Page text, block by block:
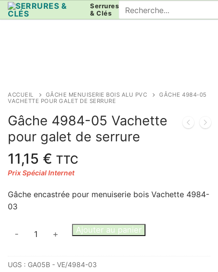
Aller
au
Serrures
& Clés
Rechercher
:
ACCUEIL GÂCHE MENUISERIE BOIS ALU PVC
GÂCHE 4984-05
VACHETTE POUR GALET DE SERRURE
Gâche 4984-05 Vachette
pour galet de serrure
11,15 € TTC
Gâche encastrée pour menuiserie bois Vachette 4984-
03
quantité
4984-
- + Ajouter au panier
UGS : GA05B - VE/4984-03